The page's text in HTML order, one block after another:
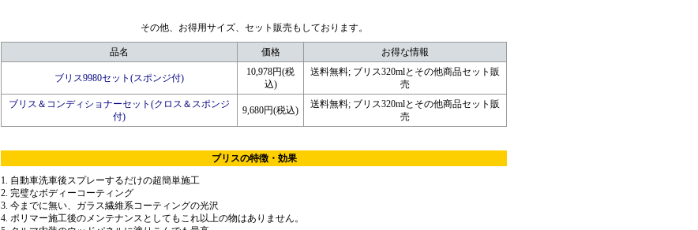
その他、お得用サイズ、セット販売もしております。
品名 価格 お得な情報
ブリス9980セット(スポンジ付)
10,978円(税
込)
送料無料; ブリス320mlとその他商品セット販
売
ブリス＆コンディショナーセット(クロス＆スポンジ
付)
9,680円(税込)
送料無料; ブリス320mlとその他商品セット販
売
ブリスの特徴・効果
1. 自動車洗車後スプレーするだけの超簡単施工
2. 完璧なボディーコーティング
3. 今までに無い、ガラス繊維系コーティングの光沢
4. ポリマー施工後のメンテナンスとしてもこれ以上の物はありません。